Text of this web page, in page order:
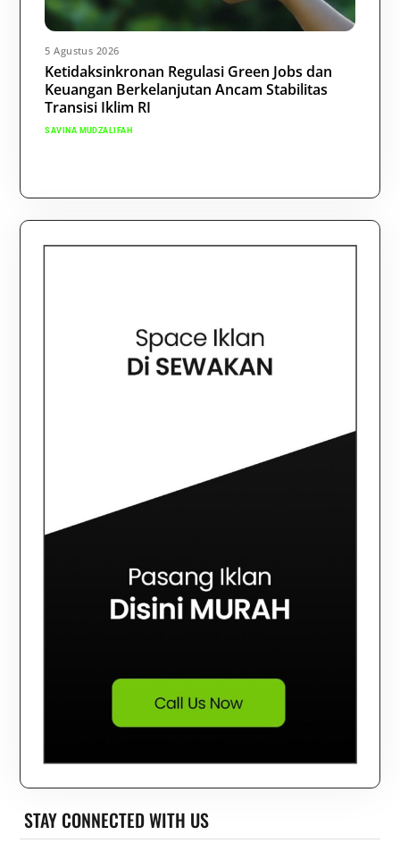
5 Agustus 2026
Ketidaksinkronan Regulasi Green Jobs dan
Keuangan Berkelanjutan Ancam Stabilitas
Transisi Iklim RI
SAVINA MUDZALIFAH
STAY CONNECTED WITH US